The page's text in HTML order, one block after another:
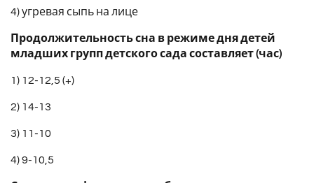
4) угревая сыпь на лице
Продолжительность сна в режиме дня детей
младших групп детского сада составляет (час)
1) 12-12,5 (+)
2) 14-13
3) 11-10
4) 9-10,5